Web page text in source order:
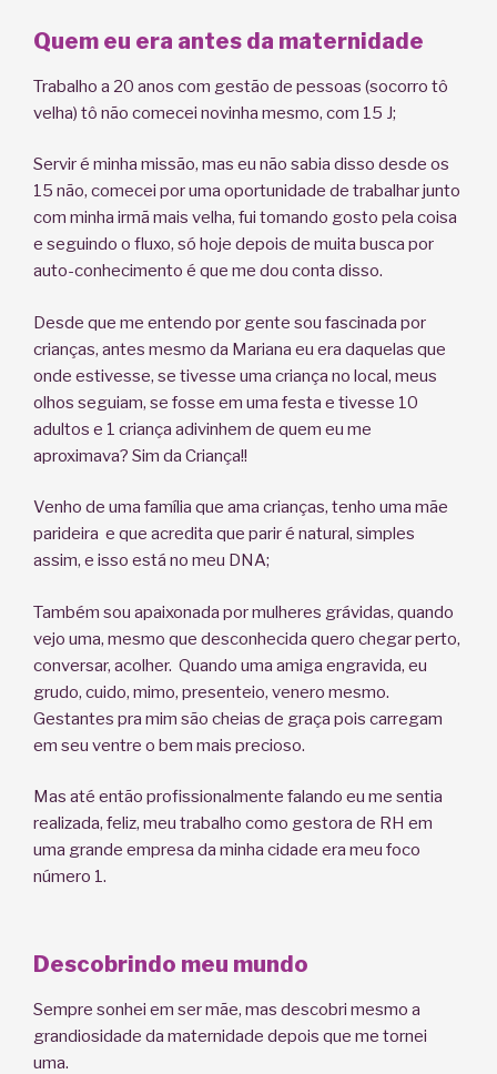
Quem eu era antes da maternidade
Trabalho a 20 anos com gestão de pessoas (socorro tô
velha) tô não comecei novinha mesmo, com 15 J;
Servir é minha missão, mas eu não sabia disso desde os
15 não, comecei por uma oportunidade de trabalhar junto
com minha irmã mais velha, fui tomando gosto pela coisa
e seguindo o fluxo, só hoje depois de muita busca por
auto-conhecimento é que me dou conta disso.
Desde que me entendo por gente sou fascinada por
crianças, antes mesmo da Mariana eu era daquelas que
onde estivesse, se tivesse uma criança no local, meus
olhos seguiam, se fosse em uma festa e tivesse 10
adultos e 1 criança adivinhem de quem eu me
aproximava? Sim da Criança!!
Venho de uma família que ama crianças, tenho uma mãe
parideira e que acredita que parir é natural, simples
assim, e isso está no meu DNA;
Também sou apaixonada por mulheres grávidas, quando
vejo uma, mesmo que desconhecida quero chegar perto,
conversar, acolher. Quando uma amiga engravida, eu
grudo, cuido, mimo, presenteio, venero mesmo.
Gestantes pra mim são cheias de graça pois carregam
em seu ventre o bem mais precioso.
Mas até então profissionalmente falando eu me sentia
realizada, feliz, meu trabalho como gestora de RH em
uma grande empresa da minha cidade era meu foco
número 1.
Descobrindo meu mundo
Sempre sonhei em ser mãe, mas descobri mesmo a
grandiosidade da maternidade depois que me tornei
uma.